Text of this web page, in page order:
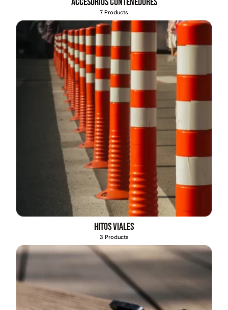
7 Products
Hitos viales
3 Products